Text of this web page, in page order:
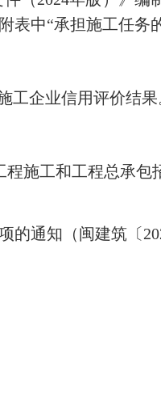
中“承担施工任务
企业信用评价结果
施工和工程总承包
通知（闽建筑〔